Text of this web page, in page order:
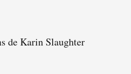
de Karin Slaughter